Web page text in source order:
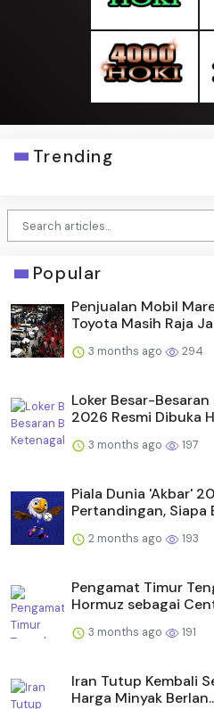
Trending
Popular
Penjualan Mobil
Toyota Masih Raja
3 months ago 294
Loker Besar-
2026 Resmi Dibuka
3 months ago 197
Piala Dunia 'Akbar'
Pertandingan, Siapa
2 months ago 193
Pengamat Timur
Hormuz sebagai
3 months ago 191
Iran Tutup Kembali
Harga Minyak